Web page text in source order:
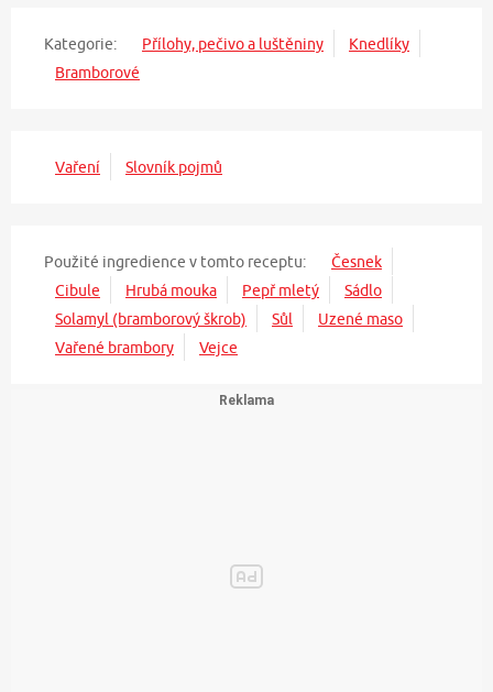
Kategorie: Přílohy, pečivo a luštěniny
Knedlíky
Bramborové
Vaření Slovník pojmů
Použité ingredience v tomto receptu:
Česnek
Cibule
Hrubá mouka Pepř mletý
Sádlo
Solamyl (bramborový škrob)
Sůl
Uzené maso
Vařené brambory
Vejce